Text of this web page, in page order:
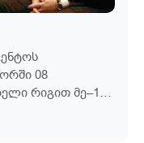
08
Რიგით Მე–14
Დაესწრო